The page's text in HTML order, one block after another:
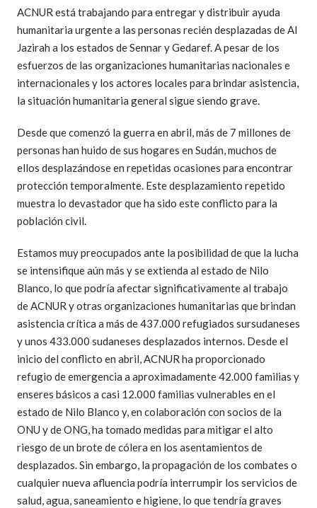
ACNUR está trabajando para entregar y distribuir ayuda
humanitaria urgente a las personas recién desplazadas de Al
Jazirah a los estados de Sennar y Gedaref. A pesar de los
esfuerzos de las organizaciones humanitarias nacionales e
internacionales y los actores locales para brindar asistencia,
la situación humanitaria general sigue siendo grave.
Desde que comenzó la guerra en abril, más de 7 millones de
personas han huido de sus hogares en Sudán, muchos de
ellos desplazándose en repetidas ocasiones para encontrar
protección temporalmente. Este desplazamiento repetido
muestra lo devastador que ha sido este conflicto para la
población civil.
Estamos muy preocupados ante la posibilidad de que la lucha
se intensifique aún más y se extienda al estado de Nilo
Blanco, lo que podría afectar significativamente al trabajo
de ACNUR y otras organizaciones humanitarias que brindan
asistencia crítica a más de 437.000 refugiados sursudaneses
y unos 433.000 sudaneses desplazados internos. Desde el
inicio del conflicto en abril, ACNUR ha proporcionado
refugio de emergencia a aproximadamente 42.000 familias y
enseres básicos a casi 12.000 familias vulnerables en el
estado de Nilo Blanco y, en colaboración con socios de la
ONU y de ONG, ha tomado medidas para mitigar el alto
riesgo de un brote de cólera en los asentamientos de
desplazados. Sin embargo, la propagación de los combates o
cualquier nueva afluencia podría interrumpir los servicios de
salud, agua, saneamiento e higiene, lo que tendría graves